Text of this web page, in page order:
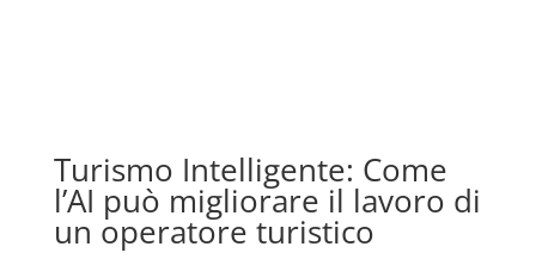
Turismo Intelligente: Come
l’AI può migliorare il lavoro di
un operatore turistico